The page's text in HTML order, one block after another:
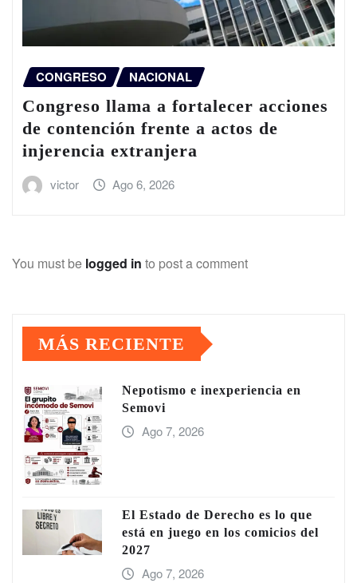
CONGRESO NACIONAL
Congreso llama a fortalecer acciones
de contención frente a actos de
injerencia extranjera
victor Ago 6, 2026
You must be logged in to post a comment
MÁS RECIENTE
Nepotismo e inexperiencia en
Semovi
Ago 7, 2026
El Estado de Derecho es lo que
está en juego en los comicios del
2027
Ago 7, 2026